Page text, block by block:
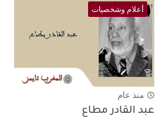
أعلام وشخصيات
منذ عام
عبد القادر مطاع